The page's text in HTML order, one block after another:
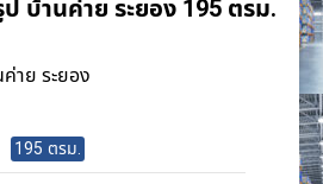
ป บ้านค่าย ระยอง 195 ตรม.
าย ระยอง
195 ตรม.